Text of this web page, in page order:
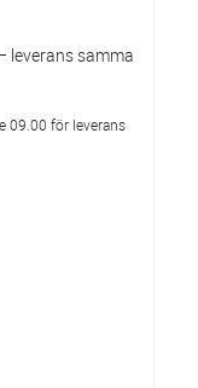
leverans samma
09.00 för leverans